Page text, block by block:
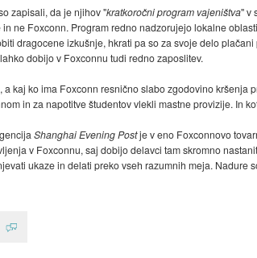
zapisali, da je njihov "kratkoročni program vajeništva" v
ne Foxconn. Program redno nadzorujejo lokalne
dragocene izkušnje, hkrati pa so za svoje delo
dobijo v Foxconnu tudi redno zaposlitev.
a kaj ko ima Foxconn resnično slabo zgodovino kršenja
in za napotitve študentov vlekli mastne provizije. In
Shanghai Evening Postje v eno Foxconnovo
v Foxconnu, saj dobijo delavci tam skromno
ukaze in delati preko vseh razumnih meja. Nadure